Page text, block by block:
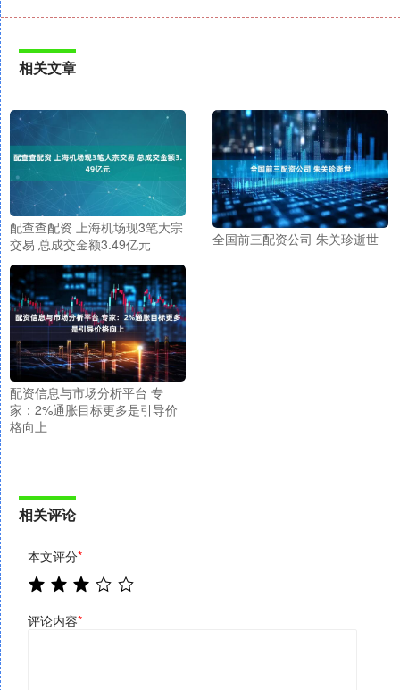
相关文章
配查查配资 上海机场现3笔大宗
交易 总成交金额3.49亿元
全国前三配资公司 朱关珍逝世
配资信息与市场分析平台 专
家：2%通胀目标更多是引导价
格向上
相关评论
本文评分*
评论内容*